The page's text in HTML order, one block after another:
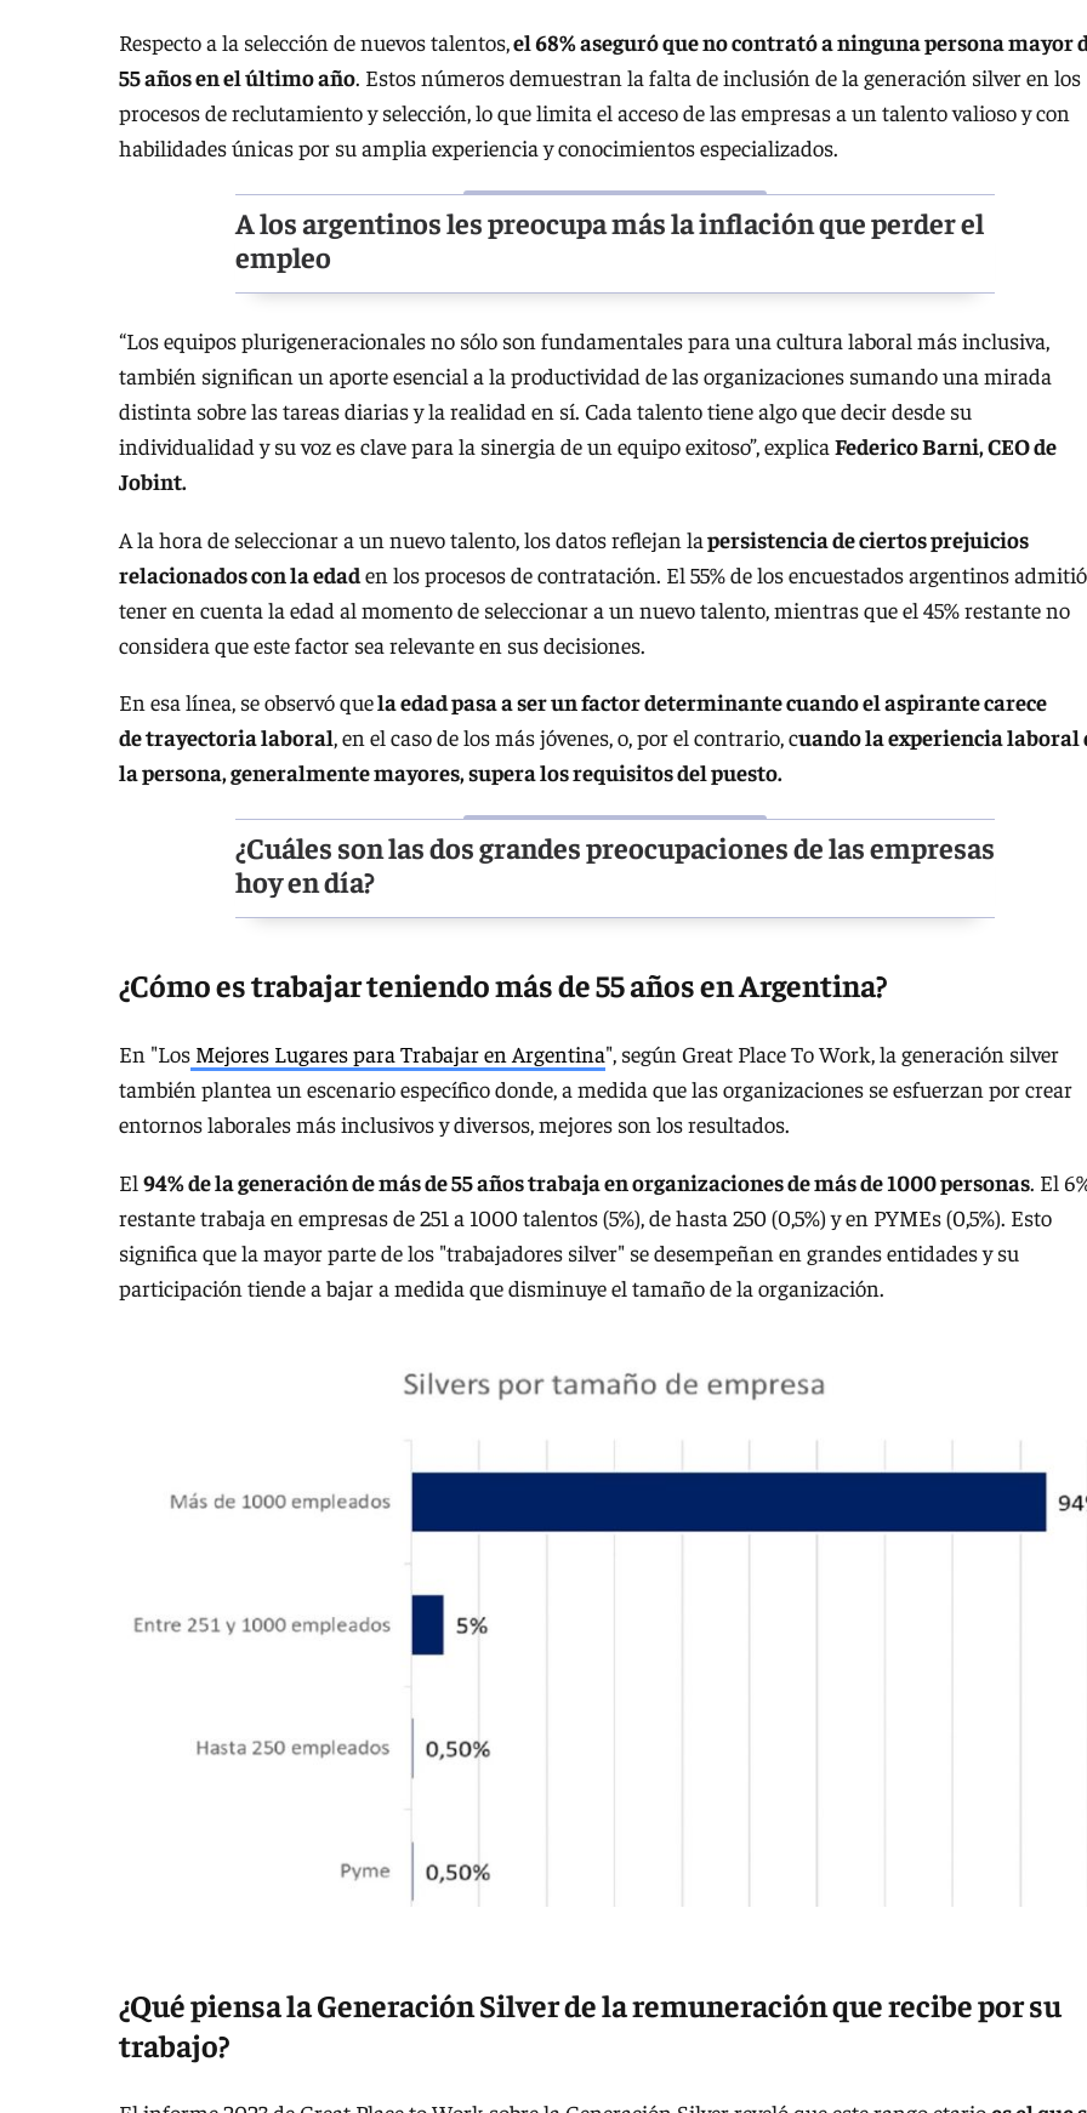
Respecto a la selección de nuevos talentos,el 68% aseguró que no contrató a ninguna persona mayor
55 años en el último año. Estos números demuestran la falta de inclusión de la generación silver en los
procesos de reclutamiento y selección, lo que limita el acceso de las empresas a un talento valioso y con
habilidades únicas por su amplia experiencia y conocimientos especializados.
A los argentinos les preocupa más la inflación que perder el
empleo
“Los equipos plurigeneracionales no sólo son fundamentales para una cultura laboral más inclusiva,
también significan un aporte esencial a la productividad de las organizaciones sumando una mirada
distinta sobre las tareas diarias y la realidad en sí. Cada talento tiene algo que decir desde su
individualidad y su voz es clave para la sinergia de un equipo exitoso”, explica Federico Barni, CEO de
Jobint.
A la hora de seleccionar a un nuevo talento, los datos reflejan lapersistencia de ciertos prejuicios
relacionados con la edad en los procesos de contratación. El 55% de los encuestados argentinos admitió
tener en cuenta la edad al momento de seleccionar a un nuevo talento, mientras que el 45% restante no
considera que este factor sea relevante en sus decisiones.
En esa línea, se observó quela edad pasa a ser un factor determinante cuando el aspirante carece
de trayectoria laboral, en el caso de los más jóvenes, o, por el contrario, cuando la experiencia laboral
la persona, generalmente mayores, supera los requisitos del puesto.
¿Cuáles son las dos grandes preocupaciones de las empresas
hoy en día?
¿Cómo es trabajar teniendo más de 55 años en Argentina?
En "Los Mejores Lugares para Trabajar en Argentina", según Great Place To Work, la generación silver
también plantea un escenario específico donde, a medida que las organizaciones se esfuerzan por crear
entornos laborales más inclusivos y diversos, mejores son los resultados.
El 94% de la generación de más de 55 años trabaja en organizaciones de más de 1000 personas. El
restante trabaja en empresas de 251 a 1000 talentos (5%), de hasta 250 (0,5%) y en PYMEs (0,5%). Esto
significa que la mayor parte de los "trabajadores silver" se desempeñan en grandes entidades y su
participación tiende a bajar a medida que disminuye el tamaño de la organización.
¿Qué piensa la Generación Silver de la remuneración que recibe por su
trabajo?